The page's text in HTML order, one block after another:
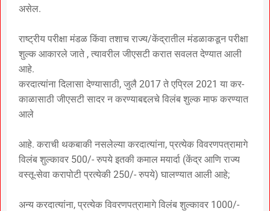
असेल.
राष्ट्रीय परीक्षा मंडळ किंवा तशाच राज्य/केंद्रातील मंडळाकडून परीक्षा
शुल्क आकारले जाते , त्यावरील जीएसटी करात सवलत देण्यात आली
आहे.
करदात्यांना दिलासा देण्यासाठी, जुलै 2017 ते एप्रिल 2021 या कर-
काळासाठी जीएसटी सादर न करण्याबद्दलचे विलंब शुल्क माफ करण्यात
आले
आहे. कराची थकबाकी नसलेल्या करदात्यांना, प्रत्येक विवरणपत्रामागे
विलंब शुल्कावर 500/- रुपये इतकी कमाल मयार्दा (केंद्र आणि राज्य
वस्तू-सेवा करापोटी प्रत्येकी 250/- रुपये) घालण्यात आली आहे;
अन्य करदात्यांना, प्रत्येक विवरणपत्रामागे विलंब शुल्कावर 1000/-